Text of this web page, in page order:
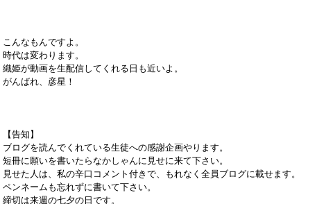
こんなもんですよ。
時代は変わります。
織姫が動画を生配信してくれる日も近いよ。
がんばれ、彦星！
【告知】
ブログを読んでくれている生徒への感謝企画やります。
短冊に願いを書いたらなかしゃんに見せに来て下さい。
見せた人は、私の辛口コメント付きで、もれなく全員ブログに載せます。
ペンネームも忘れずに書いて下さい。
締切は来週の七夕の日です。